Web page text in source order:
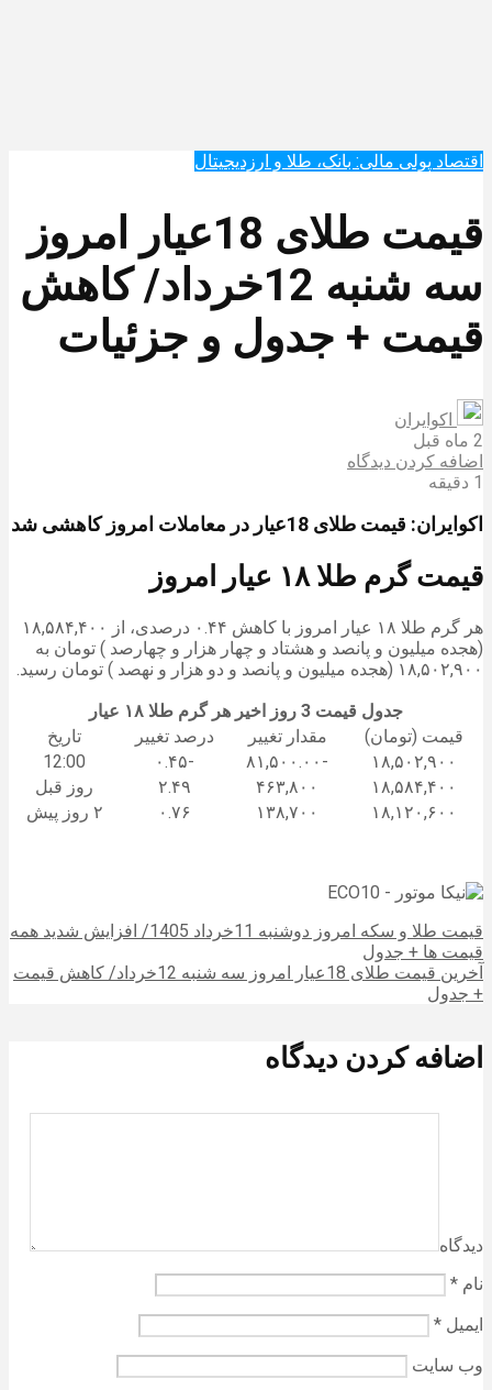
اقتصاد پولی مالی: بانک، طلا و ارزدیجیتال‌
قیمت طلای 18عیار امروز
سه شنبه 12خرداد/ کاهش
قیمت + جدول و جزئیات
اکوایران
2 ماه قبل
اضافه کردن دیدگاه
1 دقیقه
اکوایران: قیمت طلای 18عیار در معاملات امروز کاهشی شد
قیمت گرم طلا ۱۸ عیار امروز
هر گرم طلا ۱۸ عیار امروز با کاهش ۰.۴۴ درصدی، از ۱۸,۵۸۴,۴۰۰
(هجده میلیون و پانصد و هشتاد و چهار هزار و چهارصد ) تومان به
۱۸,۵۰۲,۹۰۰ (هجده میلیون و پانصد و دو هزار و نهصد ) تومان رسید.
جدول قیمت 3 روز اخیر هر گرم طلا ۱۸ عیار
قیمت (تومان)
مقدار تغییر درصد تغییر
تاریخ
۱۸,۵۰۲,۹۰۰
-۸۱,۵۰۰.۰۰ -۰.۴۵
12:00
۱۸,۵۸۴,۴۰۰
۴۶۳,۸۰۰ ۲.۴۹
روز قبل
۱۸,۱۲۰,۶۰۰
۱۳۸,۷۰۰ ۰.۷۶ ۲ روز پیش
قیمت طلا و سکه امروز دوشنبه 11خرداد 1405/ افزایش شدید همه
قیمت ها + جدول
آخرین قیمت طلای 18عیار امروز سه شنبه 12خرداد/ کاهش قیمت
+ جدول
اضافه کردن دیدگاه
دیدگاه
نام *
ایمیل *
وب‌ سایت